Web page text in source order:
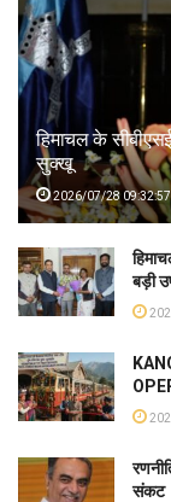
हिमाचल के
सुक्खू
2026/07/28
बड़ी
संकट